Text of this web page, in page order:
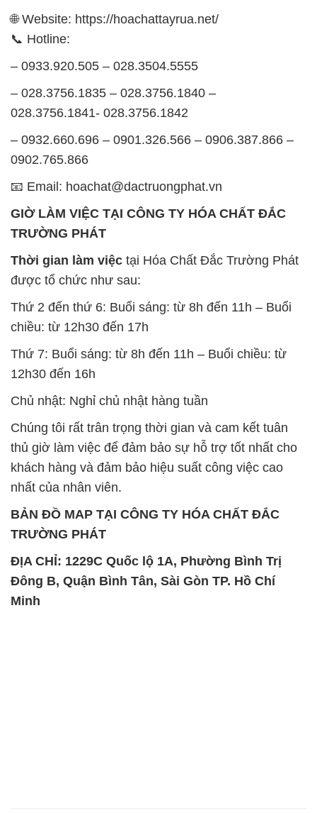
🌐 Website: https://hoachattayrua.net/
📞 Hotline:
– 0933.920.505 – 028.3504.5555
– 028.3756.1835 – 028.3756.1840 –
028.3756.1841- 028.3756.1842
– 0932.660.696 – 0901.326.566 – 0906.387.866 –
0902.765.866
📧 Email: hoachat@dactruongphat.vn
GIỜ LÀM VIỆC TẠI CÔNG TY HÓA CHẤT ĐẮC
TRƯỜNG PHÁT
Thời gian làm việc tại Hóa Chất Đắc Trường Phát
được tổ chức như sau:
Thứ 2 đến thứ 6: Buổi sáng: từ 8h đến 11h – Buổi
chiều: từ 12h30 đến 17h
Thứ 7: Buổi sáng: từ 8h đến 11h – Buổi chiều: từ
12h30 đến 16h
Chủ nhật: Nghỉ chủ nhật hàng tuần
Chúng tôi rất trân trọng thời gian và cam kết tuân
thủ giờ làm việc để đảm bảo sự hỗ trợ tốt nhất cho
khách hàng và đảm bảo hiệu suất công việc cao
nhất của nhân viên.
BẢN ĐỒ MAP TẠI CÔNG TY HÓA CHẤT ĐẮC
TRƯỜNG PHÁT
ĐỊA CHỈ: 1229C Quốc lộ 1A, Phường Bình Trị
Đông B, Quận Bình Tân, Sài Gòn TP. Hồ Chí
Minh